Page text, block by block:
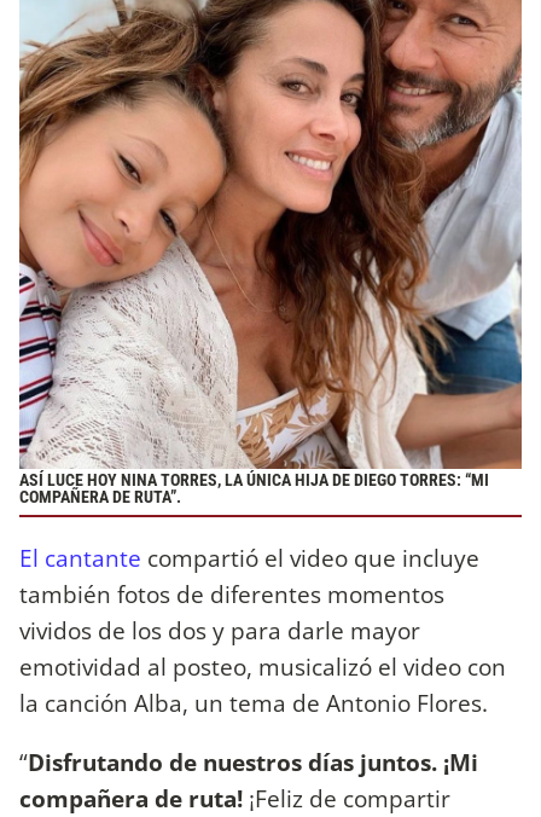
ASÍ LUCE HOY NINA TORRES, LA ÚNICA HIJA DE DIEGO TORRES: “MI
COMPAÑERA DE RUTA”.
El cantante compartió el video que incluye
también fotos de diferentes momentos
vividos de los dos y para darle mayor
emotividad al posteo, musicalizó el video con
la canción Alba, un tema de Antonio Flores.
“Disfrutando de nuestros días juntos. ¡Mi
compañera de ruta! ¡Feliz de compartir